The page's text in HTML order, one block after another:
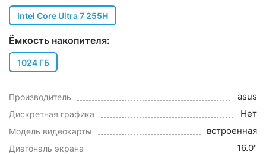
Intel Core Ultra 7 255H
Ёмкость накопителя:
1024 ГБ
Производитель asus
Дискретная графика Нет
Модель видеокарты встроенная
Диагональ экрана 16.0"